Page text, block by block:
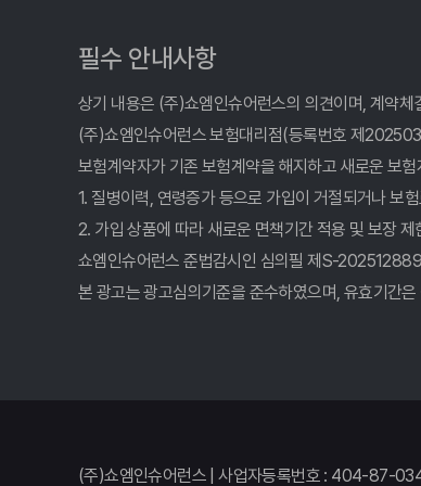
암보험 비교, 숨겨진 꿀팁 대방출! 나만 몰랐던
암보험 비교, 클릭 몇 번으로 끝? 숨겨진 꿀팁
암보험 비교, 현명한 소비자가 선택하는 3가지
암보험 비교, 발품 팔지 마세요! 숨겨진 꿀팁
암보험 비교사이트, 2026년 가입 전 '이것' 모
암보험 비교, 발품 팔 필요 없다! 숨겨진 꿀팁
필수 안내사항
상기 내용은 (주)쇼엠인슈어런스의 의견이며, 계약
(주)쇼엠인슈어런스 보험대리점(등록번호 제
보험계약자가 기존 보험계약을 해지하고 새로운 보
1. 질병이력, 연령증가 등으로 가입이 거절되거나 보
2. 가입 상품에 따라 새로운 면책기간 적용 및 보장
쇼엠인슈어런스 준법감시인 심의필 제S-
본 광고는 광고심의기준을 준수하였으며, 유효기간
(주)쇼엠인슈어런스 | 사업자등록번호 : 404-87-